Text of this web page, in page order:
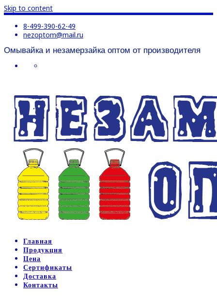
Skip to content
8-499-390-62-49
nezoptom@mail.ru
Омывайка и незамерзайка оптом от производителя
Главная
Продукция
Цена
Сертификаты
Доставка
Контакты